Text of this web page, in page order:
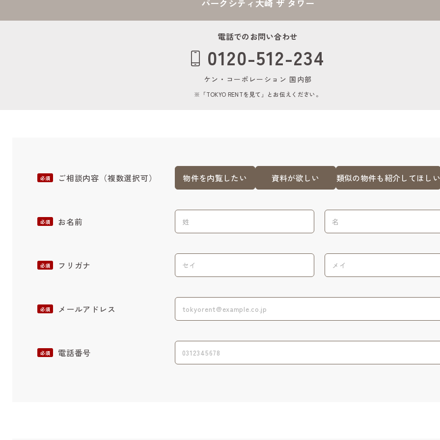
パークシティ大崎 ザ タワー
電話でのお問い合わせ
0120-512-234
ケン・コーポレーション 国内部
※「TOKYO RENTを見て」とお伝えください。
必須 ご相談内容 （複数選択可） 物件を内覧したい 資料が欲しい 類似の物件も紹介してほしい
必須 お名前
必須 フリガナ
必須 メールアドレス
必須 電話番号